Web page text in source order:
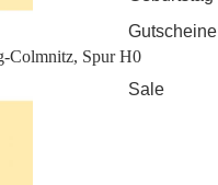
Gutscheine
Sale
Colmnitz, Spur H0